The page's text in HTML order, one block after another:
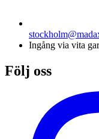
Ingång via vita
Följ oss